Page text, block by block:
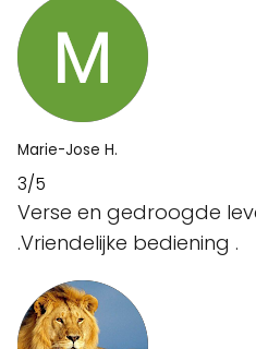
Marie-Jose H.
3/5
Verse en gedroogde
.Vriendelijke bediening .